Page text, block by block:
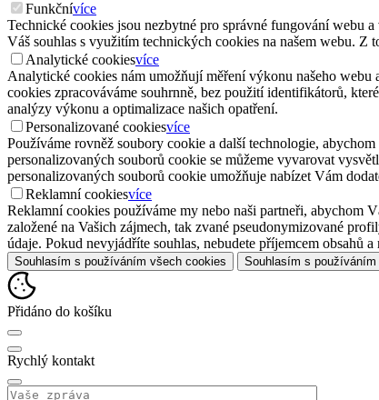
Funkčnívíce
Technické cookies jsou nezbytné pro správné fungování webu
Váš souhlas s využitím technických cookies na našem webu.
Analytické cookiesvíce
Analytické cookies nám umožňují měření výkonu našeho webu
cookies zpracováváme souhrnně, bez použití identifikátorů,
analýzy výkonu a optimalizace našich opatření.
Personalizované cookiesvíce
Používáme rovněž soubory cookie a další technologie,
personalizovaných souborů cookie se můžeme vyvarovat
personalizovaných souborů cookie umožňuje nabízet Vám
Reklamní cookiesvíce
Reklamní cookies používáme my nebo naši partneři, abychom
založené na Vašich zájmech, tak zvané pseudonymizované
údaje. Pokud nevyjádříte souhlas, nebudete příjemcem obsahů
Souhlasím s používáním všech cookies Souhlasím s
Přidáno do košíku
Rychlý kontakt